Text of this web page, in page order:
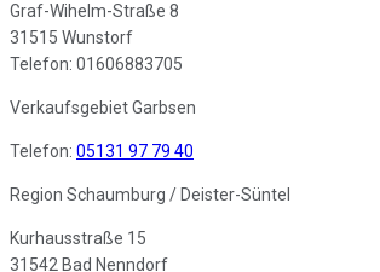
Graf-Wihelm-Straße 8
31515 Wunstorf
Telefon: 01606883705
Verkaufsgebiet Garbsen
Telefon: 05131 97 79 40
Region Schaumburg / Deister-Süntel
Kurhausstraße 15
31542 Bad Nenndorf